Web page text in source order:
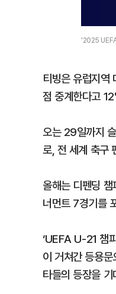
'2025
티빙은 유럽지
점 중계한다고
오는 29일까지
로, 전 세계 축구
올해는 디펜딩
너먼트 7경기를
‘UEFA U-21 챔
이 거쳐간 등용
타들의 등장을